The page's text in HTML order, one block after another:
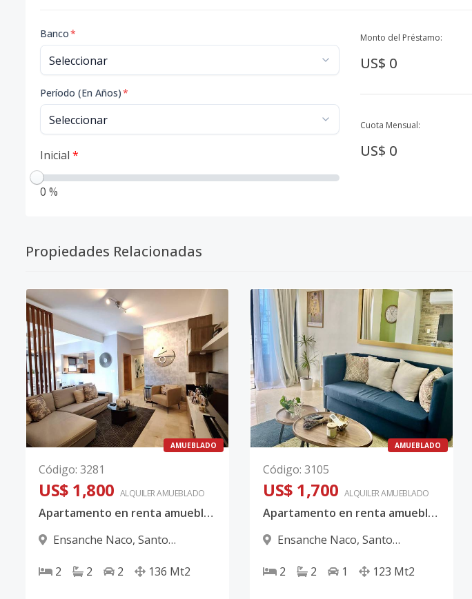
Banco*
Período (En Años)*
Inicial *
0 %
Monto del Préstamo:
US$ 0
Cuota Mensual:
US$ 0
Propiedades Relacionadas
AMUEBLADO
Código: 3281
US$ 1,800 ALQUILERAMUEBLADO
Apartamento en renta amueblado de 2 habitaciones en el Ensanche Naco
Ensanche Naco, Santo
2
2 2 136 Mt2
AMUEBLADO
Código: 3105
US$ 1,700 ALQUILERAMUEBLADO
Apartamento en renta amueblado de 2 habitaciones en el Ensanche Naco
Ensanche Naco, Santo
2
2 1 123 Mt2